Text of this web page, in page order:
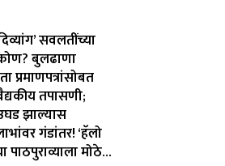
सवलतींच्या
बुलढाणा
प्रमाणपत्रांसोबत
तपासणी;
झाल्यास
गंडांतर! ‘हॅलो
पाठपुराव्याला मोठे...